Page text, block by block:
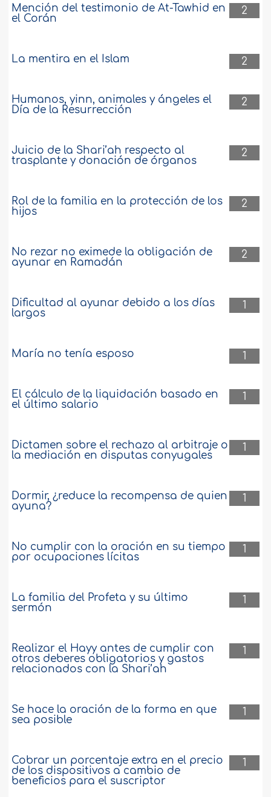
2
Mención del testimonio de At-Tawhid en
el Corán
2
La mentira en el Islam
2
Humanos, yinn, animales y ángeles el
Día de la Resurrección
2
Juicio de la Shari’ah respecto al
trasplante y donación de órganos
2
Rol de la familia en la protección de los
hijos
2
No rezar no eximede la obligación de
ayunar en Ramadán
1
Dificultad al ayunar debido a los días
largos
1
María no tenía esposo
1
El cálculo de la liquidación basado en
el último salario
1
Dictamen sobre el rechazo al arbitraje o
la mediación en disputas conyugales
1
Dormir, ¿reduce la recompensa de quien
ayuna?
1
No cumplir con la oración en su tiempo
por ocupaciones lícitas
1
La familia del Profeta y su último
sermón
1
Realizar el Hayy antes de cumplir con
otros deberes obligatorios y gastos
relacionados con la Shari’ah
1
Se hace la oración de la forma en que
sea posible
1
Cobrar un porcentaje extra en el precio
de los dispositivos a cambio de
beneficios para el suscriptor